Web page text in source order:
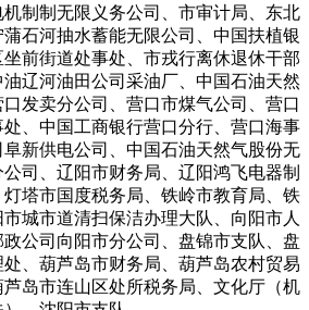
制制无限义务公司、市审计局、东北
石河抽水蓄能无限公司、中国扶植银
前街道处事处、市戎行离休退休干部
辽河油田公司采油厂、中国石油天然
发卖分公司、营口市煤气公司、营口
、中国工商银行营口分行、营口海事
新供电公司、中国石油天然气股份无
司、辽阳市财务局、辽阳鸿飞电器制
塔市国度税务局、铁岭市教育局、铁
城市道清扫保洁办理大队、向阳市人
公司向阳市分公司、盘锦市支队、盘
、葫芦岛市财务局、葫芦岛农村贸易
岛市连山区处所税务局、文化厅（机